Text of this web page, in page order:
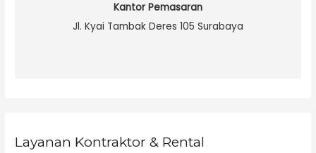
Kantor Pemasaran
Jl. Kyai Tambak Deres 105 Surabaya
Layanan Kontraktor & Rental